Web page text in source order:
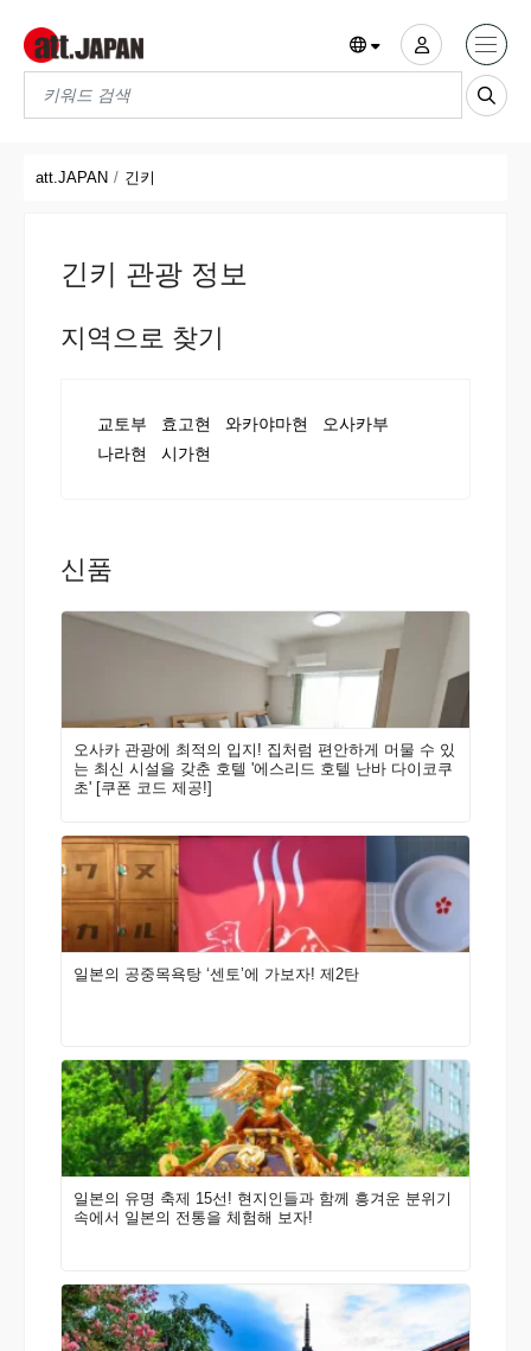
Translations title cont
att.JAPAN 긴키
긴키 관광 정보
지역으로 찾기
교토부 효고현 와카야마현
오사카부
나라현
시가현
신품
오사카 관광에 최적의 입지! 집처럼 편안하게 머물 수 있
는 최신 시설을 갖춘 호텔 '에스리드 호텔 난바 다이코쿠
초' [쿠폰 코드 제공!]
일본의 공중목욕탕 ‘센토’에 가보자! 제2탄
일본의 유명 축제 15선! 현지인들과 함께 흥겨운 분위기
속에서 일본의 전통을 체험해 보자!